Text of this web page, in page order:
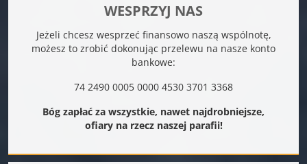
WESPRZYJ NAS
Jeżeli chcesz wesprzeć finansowo naszą wspólnotę,
możesz to zrobić dokonując przelewu na nasze konto
bankowe:
74 2490 0005 0000 4530 3701 3368
Bóg zapłać za wszystkie, nawet najdrobniejsze,
ofiary na rzecz naszej parafii!